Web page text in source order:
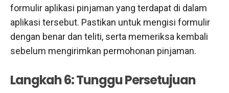
formulir aplikasi pinjaman yang terdapat di dalam
aplikasi tersebut. Pastikan untuk mengisi formulir
dengan benar dan teliti, serta memeriksa kembali
sebelum mengirimkan permohonan pinjaman.
Langkah 6: Tunggu Persetujuan